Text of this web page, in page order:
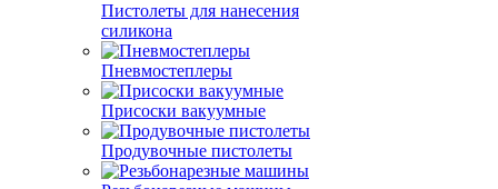
Пистолеты для нанесения
силикона
Пневмостеплеры
Присоски вакуумные
Продувочные пистолеты